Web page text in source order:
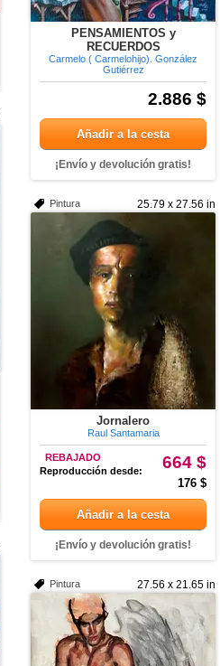
PENSAMIENTOS y
RECUERDOS
Carmelo ( Carmelohijo). González
Gutiérrez
2.886 $
Añadir a la cesta
¡Envío y devolución gratis!
25.79 x 27.56 in
Pintura
Jornalero
Raul Santamaria
664 $
REBAJADO
Reproducción desde:
176 $
Añadir a la cesta
¡Envío y devolución gratis!
27.56 x 21.65 in
Pintura